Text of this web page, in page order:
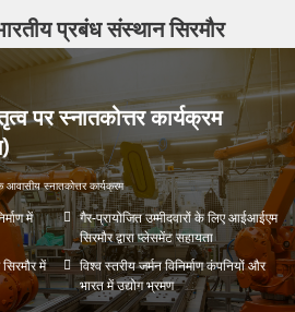
प्रबंध संस्थान सिरमौर
पर स्नातकोत्तर कार्यक्रम
आवासीय स्नातकोत्तर कार्यक्रम
में
गैर-प्रायोजित उम्मीदवारों के लिए आईआईएम
सिरमौर द्वारा प्लेसमेंट सहायता
में
विश्व स्तरीय जर्मन विनिर्माण कंपनियों और
भारत में उद्योग भ्रमण